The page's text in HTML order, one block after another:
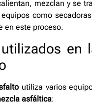
mezclan y se
como
en este proceso.
en
utiliza varios
asfáltica: